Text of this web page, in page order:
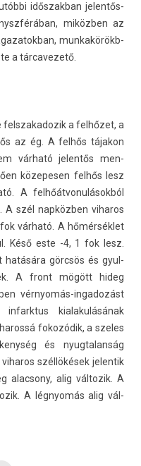
idős­zakban jelen­tős­
miközben az
mun­kakörökb­
a tár­cavezető.
a felhőzet, a
az ég. A felhős tájakon
várható jelen­tős men­
közepes­en felhős lesz
A fel­hőát­vonulások­ból
A szél napközben viharos
várható. A hőmérséklet
Késő este -4, 1 fok lesz.
hatására görcsös és gyul­
A front mögött hideg
vérnyomás-ingadozást
kialakulásának
fokozódik, a szeles
és nyug­talan­ság
széllökések jelen­tik
al­ac­sony, alig vál­tozik. A
A légnyomás alig vál­